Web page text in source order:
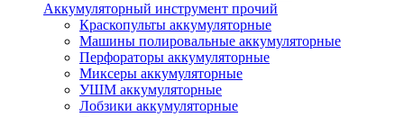
Аккумуляторный инструмент прочий
Краскопульты аккумуляторные
Машины полировальные аккумуляторные
Перфораторы аккумуляторные
Миксеры аккумуляторные
УШМ аккумуляторные
Лобзики аккумуляторные